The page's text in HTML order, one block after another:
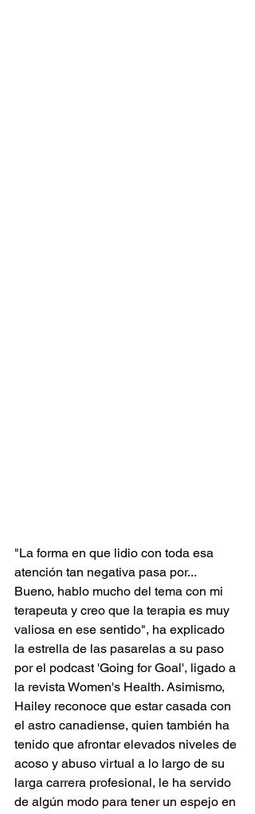
"La forma en que lidio con toda esa
atención tan negativa pasa por...
Bueno, hablo mucho del tema con mi
terapeuta y creo que la terapia es muy
valiosa en ese sentido", ha explicado
la estrella de las pasarelas a su paso
por el podcast 'Going for Goal', ligado a
la revista Women's Health. Asimismo,
Hailey reconoce que estar casada con
el astro canadiense, quien también ha
tenido que afrontar elevados niveles de
acoso y abuso virtual a lo largo de su
larga carrera profesional, le ha servido
de algún modo para tener un espejo en